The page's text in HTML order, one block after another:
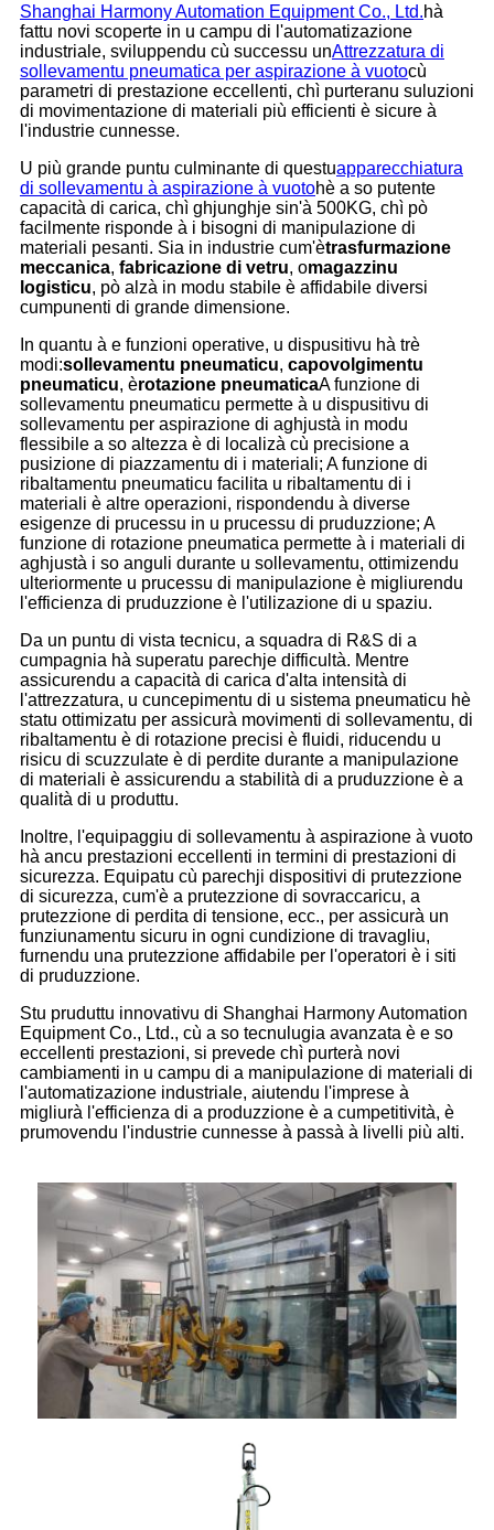
Shanghai Harmony Automation Equipment Co., Ltd.hà
fattu novi scoperte in u campu di l'automatizazione
industriale, sviluppendu cù successu unAttrezzatura di
sollevamentu pneumatica per aspirazione à vuotocù
parametri di prestazione eccellenti, chì purteranu suluzioni
di movimentazione di materiali più efficienti è sicure à
l'industrie cunnesse.
U più grande puntu culminante di questuapparecchiatura
di sollevamentu à aspirazione à vuotohè a so putente
capacità di carica, chì ghjunghje sin'à 500KG, chì pò
facilmente risponde à i bisogni di manipulazione di
materiali pesanti. Sia in industrie cum'ètrasfurmazione
meccanica, fabricazione di vetru, omagazzinu
logisticu, pò alzà in modu stabile è affidabile diversi
cumpunenti di grande dimensione.
In quantu à e funzioni operative, u dispusitivu hà trè
modi:sollevamentu pneumaticu, capovolgimentu
pneumaticu, èrotazione pneumaticaA funzione di
sollevamentu pneumaticu permette à u dispusitivu di
sollevamentu per aspirazione di aghjustà in modu
flessibile a so altezza è di localizà cù precisione a
pusizione di piazzamentu di i materiali; A funzione di
ribaltamentu pneumaticu facilita u ribaltamentu di i
materiali è altre operazioni, rispondendu à diverse
esigenze di prucessu in u prucessu di pruduzzione; A
funzione di rotazione pneumatica permette à i materiali di
aghjustà i so anguli durante u sollevamentu, ottimizendu
ulteriormente u prucessu di manipulazione è migliurendu
l'efficienza di pruduzzione è l'utilizazione di u spaziu.
Da un puntu di vista tecnicu, a squadra di R&S di a
cumpagnia hà superatu parechje difficultà. Mentre
assicurendu a capacità di carica d'alta intensità di
l'attrezzatura, u cuncepimentu di u sistema pneumaticu hè
statu ottimizatu per assicurà movimenti di sollevamentu, di
ribaltamentu è di rotazione precisi è fluidi, riducendu u
risicu di scuzzulate è di perdite durante a manipulazione
di materiali è assicurendu a stabilità di a pruduzzione è a
qualità di u produttu.
Inoltre, l'equipaggiu di sollevamentu à aspirazione à vuoto
hà ancu prestazioni eccellenti in termini di prestazioni di
sicurezza. Equipatu cù parechji dispositivi di prutezzione
di sicurezza, cum'è a prutezzione di sovraccaricu, a
prutezzione di perdita di tensione, ecc., per assicurà un
funziunamentu sicuru in ogni cundizione di travagliu,
furnendu una prutezzione affidabile per l'operatori è i siti
di pruduzzione.
Stu pruduttu innovativu di Shanghai Harmony Automation
Equipment Co., Ltd., cù a so tecnulugia avanzata è e so
eccellenti prestazioni, si prevede chì purterà novi
cambiamenti in u campu di a manipulazione di materiali di
l'automatizazione industriale, aiutendu l'imprese à
migliurà l'efficienza di a produzzione è a cumpetitività, è
prumovendu l'industrie cunnesse à passà à livelli più alti.